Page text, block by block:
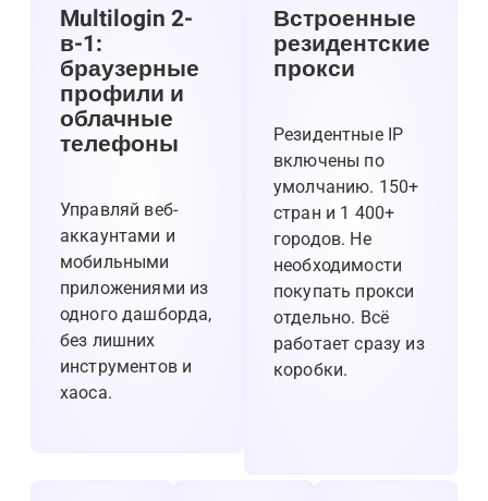
Multilogin 2-
в-1:
браузерные
профили и
облачные
телефоны
Управляй веб-
аккаунтами и
мобильными
приложениями из
одного дашборда,
без лишних
инструментов и
хаоса.
Встроенные
резидентские
прокси
Резидентные IP
включены по
умолчанию. 150+
стран и 1 400+
городов. Не
необходимости
покупать прокси
отдельно. Всё
работает сразу из
коробки.